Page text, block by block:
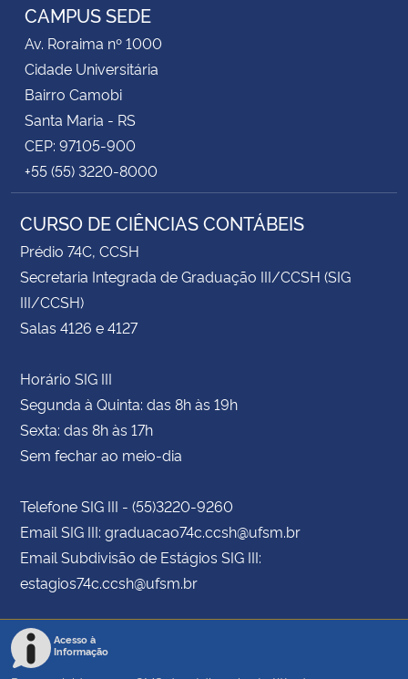
CAMPUS SEDE
Av. Roraima nº 1000
Cidade Universitária
Bairro Camobi
Santa Maria - RS
CEP: 97105-900
+55 (55) 3220-8000
CURSO DE CIÊNCIAS CONTÁBEIS
Prédio 74C, CCSH
Secretaria Integrada de Graduação III/CCSH (SIG
III/CCSH)
Salas 4126 e 4127
Horário SIG III
Segunda à Quinta: das 8h às 19h
Sexta: das 8h às 17h
Sem fechar ao meio-dia
Telefone SIG III - (55)3220-9260
Email SIG III: graduacao74c.ccsh@ufsm.br
Email Subdivisão de Estágios SIG III:
estagios74c.ccsh@ufsm.br
Acesso à
Informação